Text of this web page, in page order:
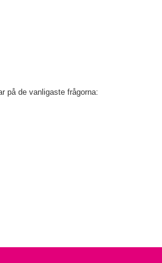
på de vanligaste frågorna: